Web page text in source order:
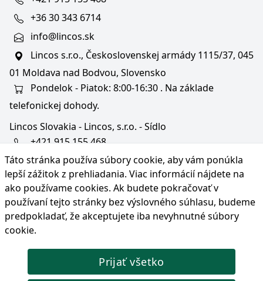
Táto stránka používa súbory cookie, aby vám ponúkla
lepší zážitok z prehliadania. Viac informácií nájdete na
ako používame cookies. Ak budete pokračovať v
používaní tejto stránky bez výslovného súhlasu, budeme
predpokladať, že akceptujete iba nevyhnutné súbory
cookie.
Prijať všetko
+36 30 343 6714
info@lincos.sk
Lincos s.r.o., Československej armády 1115/37, 045
01 Moldava nad Bodvou, Slovensko
Pondelok - Piatok: 8:00-16:30 . Na základe
telefonickej dohody.
Lincos Slovakia - Lincos, s.r.o. - Sídlo
+421 915 155 468
+36/30 343 6714
bratislava@lincos.sk
Lincos s.r.o., Rustaveliho 4, 831 06 Bratislava - m. č.
Rača, Slovensko
Iba sídlo firmy